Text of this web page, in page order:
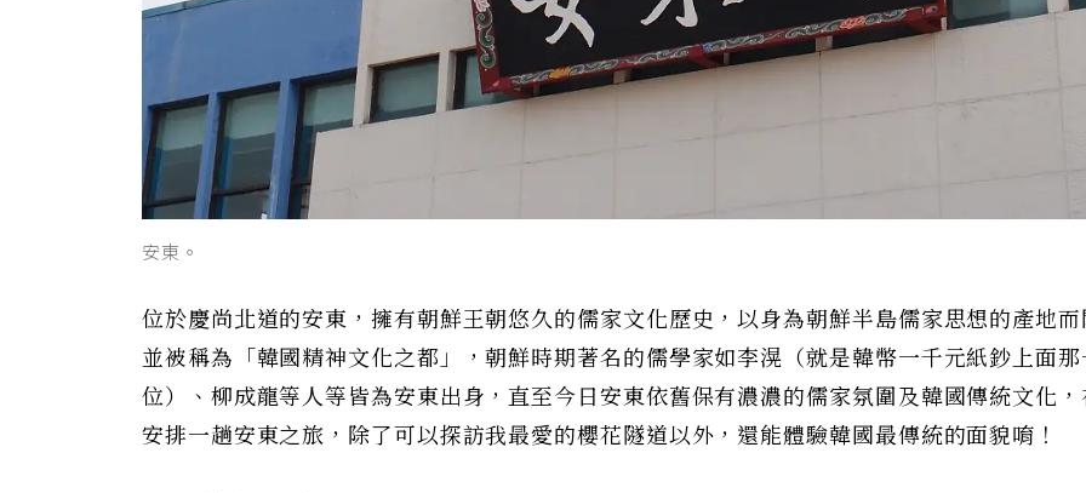
安東。
位於慶尚北道的安東，擁有朝鮮王朝悠久的儒家文化歷史，以身為朝鮮半島儒家思想的產地而
並被稱為「韓國精神文化之都」，朝鮮時期著名的儒學家如李滉（就是韓幣一千元紙鈔上面那
位）、柳成龍等人等皆為安東出身，直至今日安東依舊保有濃濃的儒家氛圍及韓國傳統文化，
安排一趟安東之旅，除了可以探訪我最愛的櫻花隧道以外，還能體驗韓國最傳統的面貌唷！